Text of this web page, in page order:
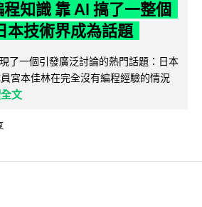
程知識 靠 AI 搞了一整個
本技術界成為話題
了一個引發廣泛討論的熱門話題：日本
宮本佳林在完全沒有編程經驗的情況
文